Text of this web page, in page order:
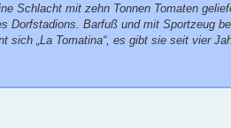
Schlacht mit zehn Tonnen Tomaten
Dorfstadions. Barfuß und mit Sportzeug
sich „La Tomatina“, es gibt sie seit vier